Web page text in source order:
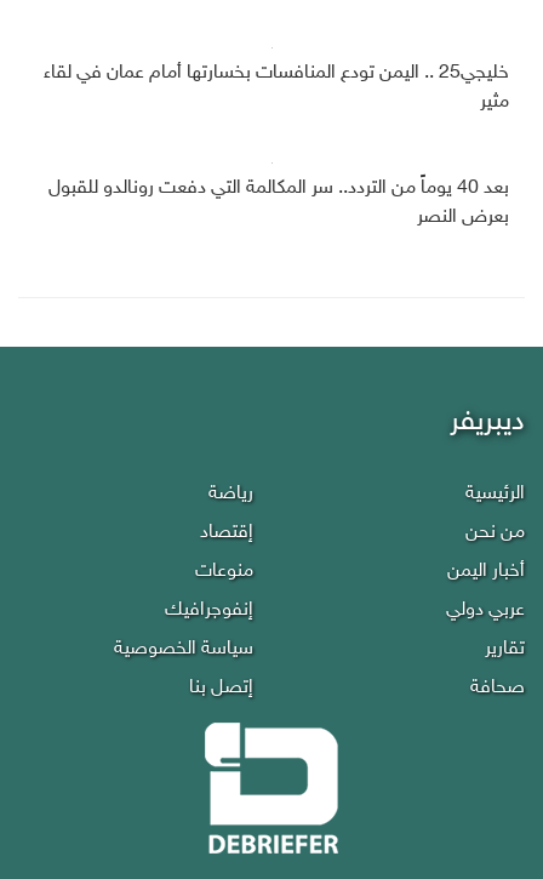
خليجي25 .. اليمن تودع المنافسات بخسارتها أمام عمان في لقاء
مثير
بعد 40 يوماً من التردد.. سر المكالمة التي دفعت رونالدو للقبول
بعرض النصر
ديبريفر
الرئيسية
من نحن
أخبار اليمن
عربي دولي
تقارير
صحافة
رياضة
إقتصاد
منوعات
إنفوجرافيك
سياسة الخصوصية
إتصل بنا